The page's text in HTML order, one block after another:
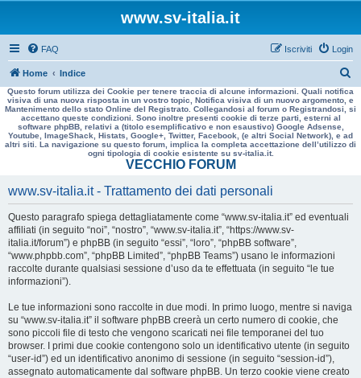
www.sv-italia.it
FAQ Login
Iscriviti
Home Indice
e
r
a
Questo forum utilizza dei Cookie per tenere traccia di alcune informazioni. Quali notifica
visiva di una nuova risposta in un vostro topic, Notifica visiva di un nuovo argomento, e
Mantenimento dello stato Online del Registrato. Collegandosi al forum o Registrandosi, si
accettano queste condizioni. Sono inoltre presenti cookie di terze parti, esterni al
software phpBB, relativi a (titolo esemplificativo e non esaustivo) Google Adsense,
Youtube, ImageShack, Histats, Google+, Twitter, Facebook, (e altri Social Network), e ad
altri siti. La navigazione su questo forum, implica la completa accettazione dell’utilizzo di
ogni tipologia di cookie esistente su sv-italia.it.
VECCHIO FORUM
www.sv-italia.it - Trattamento dei dati personali
Questo paragrafo spiega dettagliatamente come “www.sv-italia.it” ed eventuali
affiliati (in seguito “noi”, “nostro”, “www.sv-italia.it”, “https://www.sv-
italia.it/forum”) e phpBB (in seguito “essi”, “loro”, “phpBB software”,
“www.phpbb.com”, “phpBB Limited”, “phpBB Teams”) usano le informazioni
raccolte durante qualsiasi sessione d’uso da te effettuata (in seguito “le tue
informazioni”).
Le tue informazioni sono raccolte in due modi. In primo luogo, mentre si naviga
su “www.sv-italia.it” il software phpBB creerà un certo numero di cookie, che
sono piccoli file di testo che vengono scaricati nei file temporanei del tuo
browser. I primi due cookie contengono solo un identificativo utente (in seguito
“user-id”) ed un identificativo anonimo di sessione (in seguito “session-id”),
assegnato automaticamente dal software phpBB. Un terzo cookie viene creato